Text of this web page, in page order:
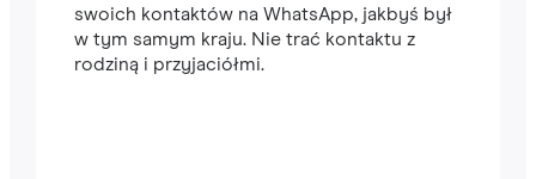
swoich kontaktów na WhatsApp, jakbyś był
w tym samym kraju. Nie trać kontaktu z
rodziną i przyjaciółmi.